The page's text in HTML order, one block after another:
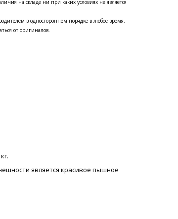
на складе ни при каких условиях не является
в одностороннем порядке в любое время.
от оригиналов.
является красивое пышное